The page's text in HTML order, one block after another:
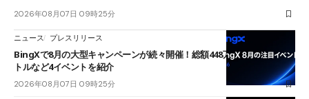
2026年08月07日 09時25分
ニュース プレスリリース
BingXで8月の大型キャンペーンが続々開催！総額448万USDT超のAIバ
トルなど4イベントを紹介
2026年08月07日 09時25分